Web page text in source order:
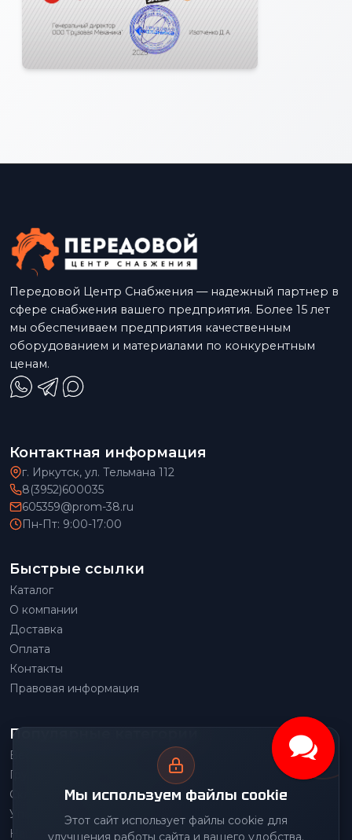
Мы используем файлы cookie
Этот сайт использует файлы cookie для
улучшения работы сайта и вашего удобства.
Передовой Центр Снабжения — надежный партнер в
сфере снабжения вашего предприятия. Более 15 лет
мы обеспечиваем предприятия качественным
оборудованием и материалами по конкурентным
ценам.
Контактная информация
г. Иркутск, ул. Тельмана 112
8(3952)600035
605359@prom-38.ru
Пн-Пт: 9:00-17:00
Быстрые ссылки
Каталог
О компании
Доставка
Оплата
Контакты
Правовая информация
Популярные категории
Весовое оборудование
Грузоподъемное оборудование
Складское оборудование
Упаковочное оборудование
Наше производство